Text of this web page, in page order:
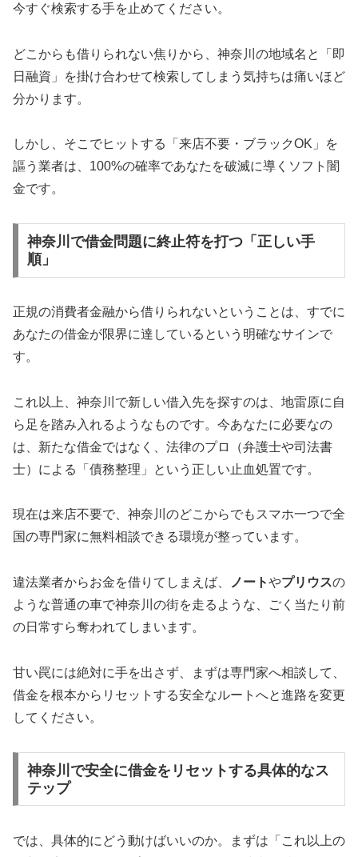
今すぐ検索する手を止めてください。
どこからも借りられない焦りから、神奈川の地域名と「即
日融資」を掛け合わせて検索してしまう気持ちは痛いほど
分かります。
しかし、そこでヒットする「来店不要・ブラックOK」を
謳う業者は、100%の確率であなたを破滅に導くソフト闇
金です。
神奈川で借金問題に終止符を打つ「正しい手
順」
正規の消費者金融から借りられないということは、すでに
あなたの借金が限界に達しているという明確なサインで
す。
これ以上、神奈川で新しい借入先を探すのは、地雷原に自
ら足を踏み入れるようなものです。今あなたに必要なの
は、新たな借金ではなく、法律のプロ（弁護士や司法書
士）による「債務整理」という正しい止血処置です。
現在は来店不要で、神奈川のどこからでもスマホ一つで全
国の専門家に無料相談できる環境が整っています。
違法業者からお金を借りてしまえば、 ノートやプリウスの
ような普通の車で神奈川の街を走るような、ごく当たり前
の日常すら奪われてしまいます。
甘い罠には絶対に手を出さず、まずは専門家へ相談して、
借金を根本からリセットする安全なルートへと進路を変更
してください。
神奈川で安全に借金をリセットする具体的なス
テップ
では、具体的にどう動けばいいのか。まずは「これ以上の